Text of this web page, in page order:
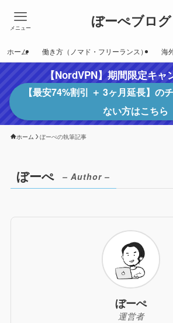
ぼーぺブログ
メニュー
ホーム 働き方（ノマド・フリーランス） 海
【NordVPN】期間限定キャ
【最安74%割引 ＋ 3ヶ月延長】の
ない方はこちら
ホーム ぼーぺの執筆記事
ぼーぺ – Author –
ぼーぺ
運営者